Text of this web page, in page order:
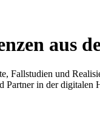
aus
Fallstudien und
in der digitalen